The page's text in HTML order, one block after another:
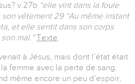
v.27b “elle vint dans la foule
vêtement 29 “Au même instant
et elle sentit dans son corps
mal.” Texte.
à Jésus, mais dont l’état était
femme avec la perte de sang.
même encore un peu d’espoir,